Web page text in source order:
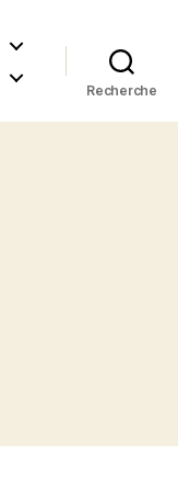
Recherche